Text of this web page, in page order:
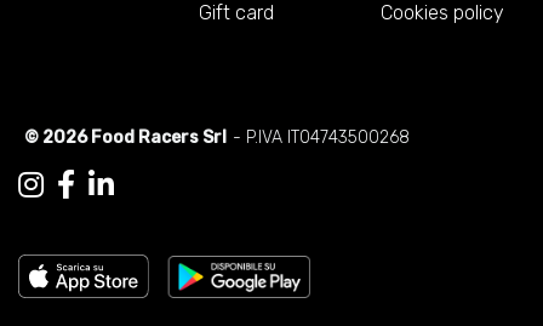
Gift card
Cookies policy
© 2026 Food Racers Srl - P.IVA IT04743500268